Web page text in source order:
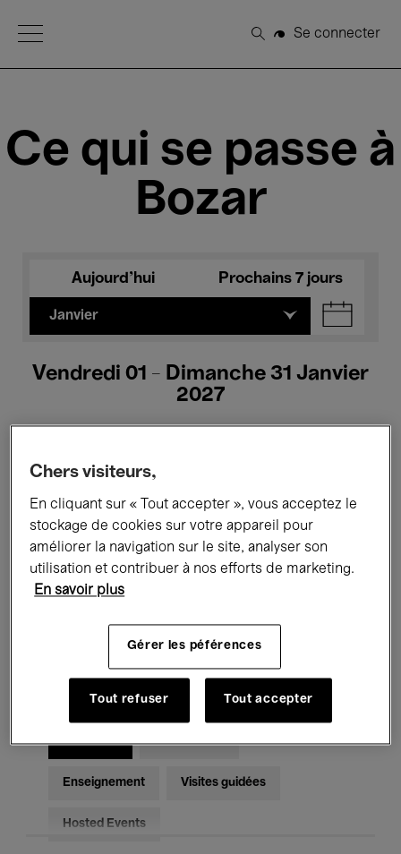
Open Menu
Rechercher
Se connecter
Ce qui se passe à
Bozar
Aujourd'hui Prochains 7 jours
Janvier
Vendredi 01 - Dimanche 31 Janvier
2027
Tous les événements Concerts
Expositions Films Performances
Rencontres & Débats
Musique classique Global Music
Musique électronique
Pour tous Kids’ Palace
Enseignement Visites guidées
Hosted Events
Chers visiteurs,
En cliquant sur « Tout accepter », vous acceptez le
stockage de cookies sur votre appareil pour
améliorer la navigation sur le site, analyser son
utilisation et contribuer à nos efforts de marketing.
En savoir plus
Gérer les péférences
Tout refuser Tout accepter